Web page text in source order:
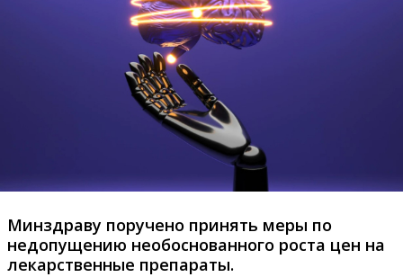
Минздраву поручено принять меры по
недопущению необоснованного роста цен на
лекарственные препараты.